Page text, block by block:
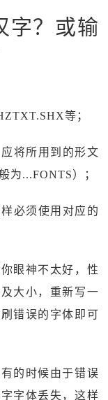
字？或输
等；
将所用到的形文
为...FONTS）；
必须使用对应的
眼神不太好，性
大小，重新写一
错误的字体即可
的时候由于错误
字体丢失，这样